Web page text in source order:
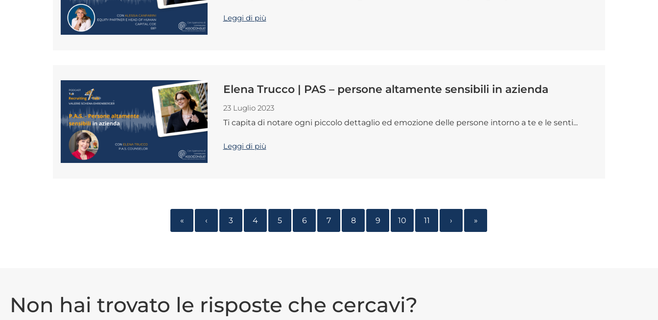
Leggi di più
Elena Trucco | PAS – persone altamente sensibili in azienda
23 Luglio 2023
Ti capita di notare ogni piccolo dettaglio ed emozione delle persone intorno a te e le senti...
Leggi di più
« ‹ 3 4 5 6 7 8 9 10 11 › »
Non hai trovato le risposte che cercavi?